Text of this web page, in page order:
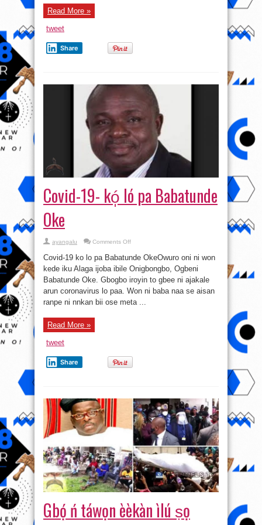
Read More »
tweet
Share
Covid-19- kó̩ ló pa Babatunde
Oke
ayangalu Comments Offon
19-
kó̩
ló
pa
Babatunde
Oke
Covid-19 ko lo pa Babatunde OkeOwuro oni ni won
kede iku Alaga ijoba ibile Onigbongbo, Ogbeni
Babatunde Oke. Gbogbo iroyin to gbee ni ajakale
arun coronavirus lo paa. Won ni baba naa se aisan
ranpe ni nnkan bii ose meta ...
Read More »
tweet
Share
Gbọ́ ń táwọn èèkàn ìlú ṣọ